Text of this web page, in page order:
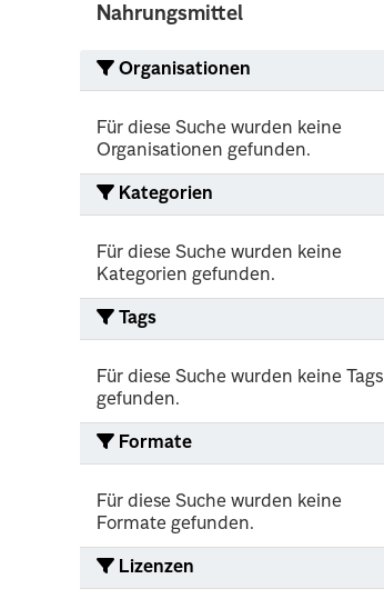
Nahrungsmittel
Organisationen
Für diese Suche wurden keine
Organisationen gefunden.
Kategorien
Für diese Suche wurden keine
Kategorien gefunden.
Tags
Für diese Suche wurden keine Tags
gefunden.
Formate
Für diese Suche wurden keine
Formate gefunden.
Lizenzen